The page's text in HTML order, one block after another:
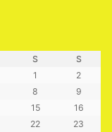
S
S
1
2
8
9
15
16
22
23